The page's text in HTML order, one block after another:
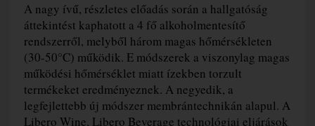
A nagy ívű, részletes előadás során a hallgatóság
áttekintést kaphatott a 4 fő alkoholmentesítő
rendszerről, melyből három magas hőmérsékleten
(30-50°C) működik. E módszerek a viszonylag magas
működési hőmérséklet miatt ízekben torzult
termékeket eredményeznek. A negyedik, a
legfejlettebb új módszer membrántechnikán alapul. A
Libero Wine, Libero Beverage technológiai eljárások